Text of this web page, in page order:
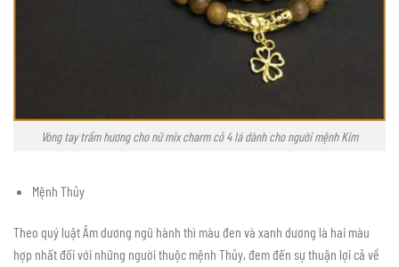
Vòng tay trầm hương cho nữ mix charm cỏ 4 lá dành cho người mệnh Kim
Mệnh Thủy
Theo quý luật Âm dương ngũ hành thì màu đen và xanh dương là hai màu
hợp nhất đối với những người thuộc mệnh Thủy, đem đến sự thuận lợi cả về